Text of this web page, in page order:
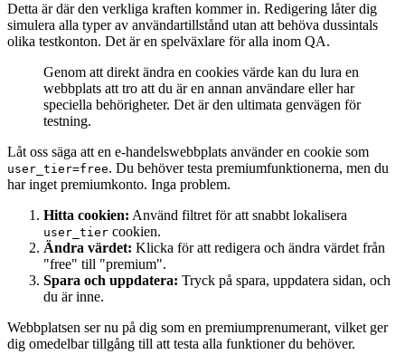
Detta är där den verkliga kraften kommer in. Redigering låter dig
simulera alla typer av användartillstånd utan att behöva dussintals
olika testkonton. Det är en spelväxlare för alla inom QA.
Genom att direkt ändra en cookies värde kan du lura en
webbplats att tro att du är en annan användare eller har
speciella behörigheter. Det är den ultimata genvägen för
testning.
Låt oss säga att en e-handelswebbplats använder en cookie som
user_tier=free. Du behöver testa premiumfunktionerna, men du
har inget premiumkonto. Inga problem.
Hitta cookien: Använd filtret för att snabbt lokalisera
user_tier cookien.
Ändra värdet: Klicka för att redigera och ändra värdet från
"free" till "premium".
Spara och uppdatera: Tryck på spara, uppdatera sidan, och
du är inne.
Webbplatsen ser nu på dig som en premiumprenumerant, vilket ger
dig omedelbar tillgång till att testa alla funktioner du behöver.